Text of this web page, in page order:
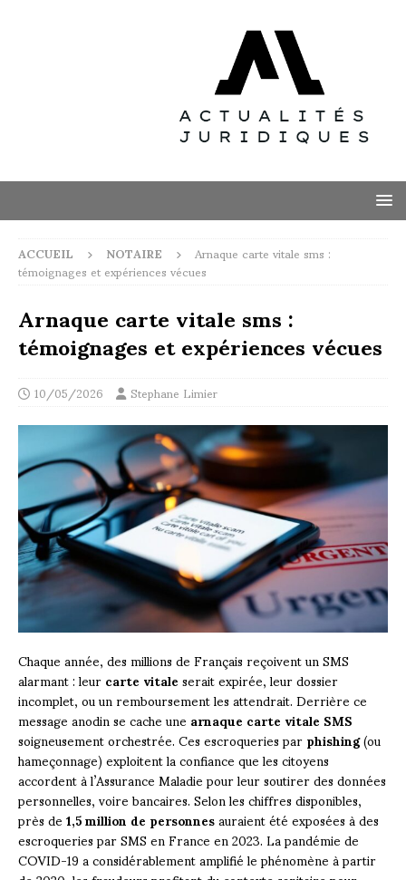
ACCUEIL NOTAIRE Arnaque carte vitale sms :
témoignages et expériences vécues
Arnaque carte vitale sms :
témoignages et expériences vécues
10/05/2026 Stephane Limier
Chaque année, des millions de Français reçoivent un SMS
alarmant : leurcarte vitaleserait expirée, leur dossier
incomplet, ou un remboursement les attendrait. Derrière ce
message anodin se cache unearnaque carte vitale SMS
soigneusement orchestrée. Ces escroqueries parphishing(ou
hameçonnage) exploitent la confiance que les citoyens
accordent à l’Assurance Maladie pour leur soutirer des données
personnelles, voire bancaires. Selon les chiffres disponibles,
près de1,5 million de personnesauraient été exposées à des
escroqueries par SMS en France en 2023. La pandémie de
COVID-19 a considérablement amplifié le phénomène à partir